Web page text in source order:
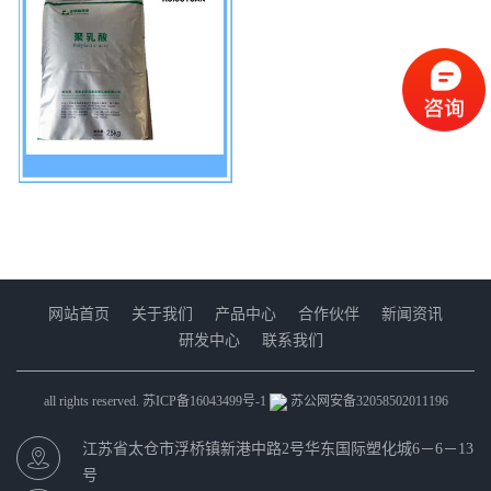
网站首页 关于我们 产品中心 合作伙伴
新闻资讯
研发中心
联系我们
all rights reserved. 苏ICP备16043499号-1 苏公网安备32058502011196
江苏省太仓市浮桥镇新港中路2号华东国际塑化城6－6－13
号